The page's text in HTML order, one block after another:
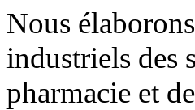
Nous
industriels des
pharmacie et